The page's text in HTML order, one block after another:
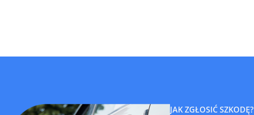
JAK ZGŁOSIĆ SZKODĘ?